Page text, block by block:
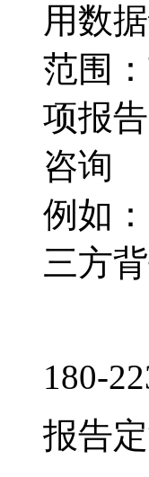
用数
范围
项报
咨询
例如
三方
180-
报告